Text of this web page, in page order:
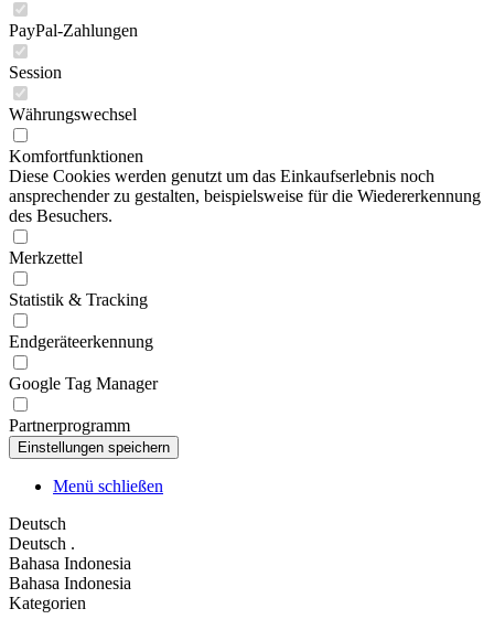
PayPal-Zahlungen
Session
Währungswechsel
Komfortfunktionen
Diese Cookies werden genutzt um das Einkaufserlebnis noch
ansprechender zu gestalten, beispielsweise für die Wiedererkennung
des Besuchers.
Merkzettel
Statistik & Tracking
Endgeräteerkennung
Google Tag Manager
Partnerprogramm
Menü schließen
Deutsch
Deutsch .
Bahasa Indonesia
Bahasa Indonesia
Kategorien